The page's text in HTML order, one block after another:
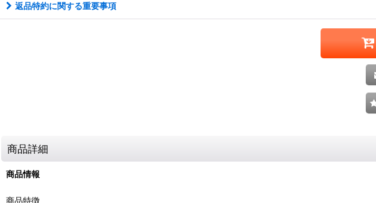
返品特約に関する重要事項
商品詳細
商品情報
商品特徴